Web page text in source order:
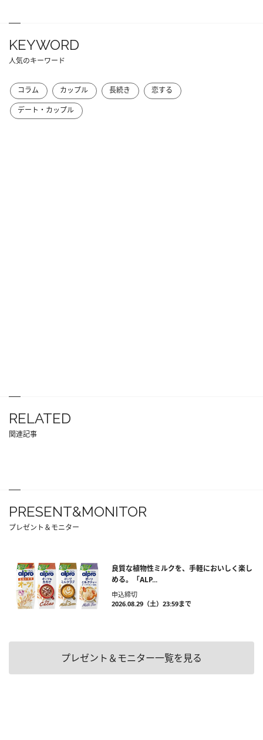
KEYWORD
人気のキーワード
コラム カップル 長続き
恋する
デート・カップル
RELATED
関連記事
PRESENT&MONITOR
プレゼント＆モニター
良質な植物性ミルクを、手軽においしく楽し
める。「ALP...
申込締切
2026.08.29（土）23:59まで
プレゼント＆モニター一覧を見る